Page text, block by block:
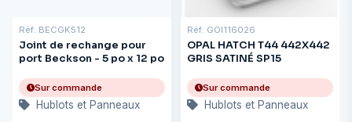
Réf: BECGK512
Joint de rechange pour
port Beckson - 5 po x 12 po
Sur commande
Hublots et Panneaux
Réf: GOI116026
OPAL HATCH T44 442X442
GRIS SATINÉ SP15
Sur commande
Hublots et Panneaux